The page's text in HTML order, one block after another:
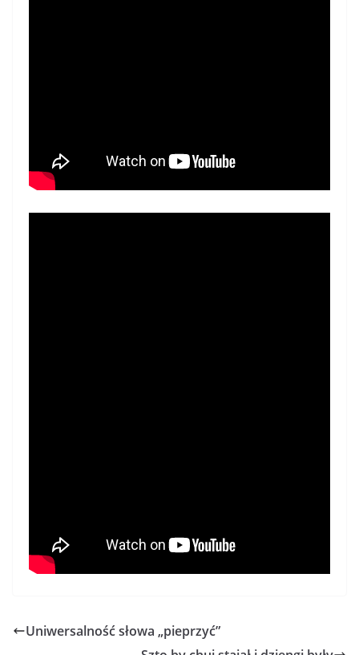
Uniwersalność słowa „pieprzyć”